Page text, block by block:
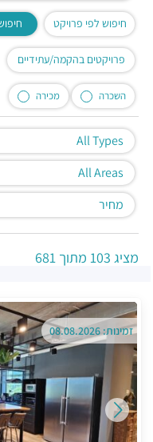
חיפוש לפי פרויקט
פרויקטים בהקמה/עתידיים
השכרה מכירה
All Types
All Areas
מחיר
מציג 103מתוך 681
זמינות: 08.08.2026